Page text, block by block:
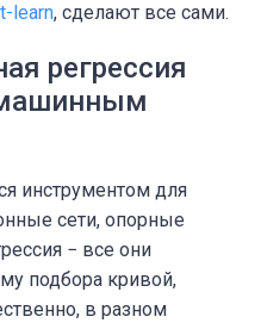
learn, сделают все сами.
регрессия
машинным
инструментом для
сети, опорные
− все они
подбора кривой,
в разном